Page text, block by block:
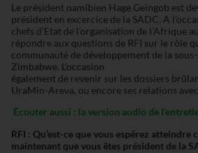
Le président namibien Hage Geingob est
président en excercice de la SADC. A
chefs d’Etat de l’organisation de l’Afrique
répondre aux questions de RFI sur le rôle
communauté de développement de la
Zimbabwe. L’occasion
également de revenir sur les dossiers
UraMin-Areva, ou encore ses relations
Écouter aussi : la version audio de
RFI : Qu’est-ce que vous espérez atteindre
maintenant que vous êtes président de la